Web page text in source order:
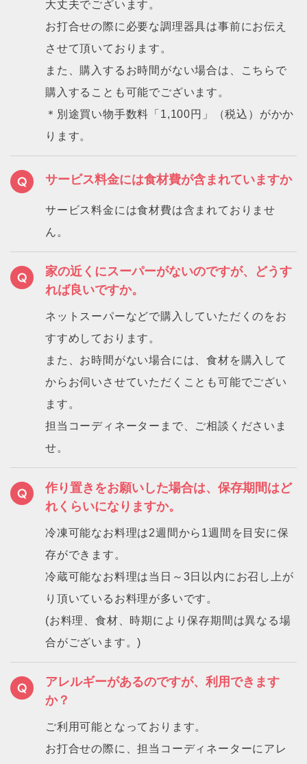
大丈夫でございます。
お打合せの際に必要な調理器具は事前にお伝え
させて頂いております。
また、購入するお時間がない場合は、こちらで
購入することも可能でございます。
＊別途買い物手数料「1,100円」（税込）がかか
ります。
サービス料金には食材費が含まれていますか
サービス料金には食材費は含まれておりませ
ん。
家の近くにスーパーがないのですが、どうす
れば良いですか。
ネットスーパーなどで購入していただくのをお
すすめしております。
また、お時間がない場合には、食材を購入して
からお伺いさせていただくことも可能でござい
ます。
担当コーディネーターまで、ご相談くださいま
せ。
作り置きをお願いした場合は、保存期間はど
れくらいになりますか。
冷凍可能なお料理は2週間から1週間を目安に保
存ができます。
冷蔵可能なお料理は当日～3日以内にお召し上が
り頂いているお料理が多いです。
(お料理、食材、時期により保存期間は異なる場
合がございます。)
アレルギーがあるのですが、利用できます
か？
ご利用可能となっております。
お打合せの際に、担当コーディネーターにアレ